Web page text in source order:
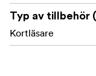
Typ av tillbehör
Kortläsare